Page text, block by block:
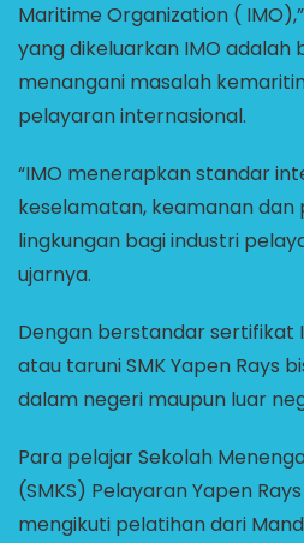
Maritime Organization (
yang dikeluarkan IMO adalah
menangani masalah
pelayaran internasional.
“IMO menerapkan standar
keselamatan, keamanan dan
lingkungan bagi industri
ujarnya.
Dengan berstandar sertifikat
atau taruni SMK Yapen Rays
dalam negeri maupun luar
Para pelajar Sekolah
(SMKS) Pelayaran Yapen
mengikuti pelatihan dari